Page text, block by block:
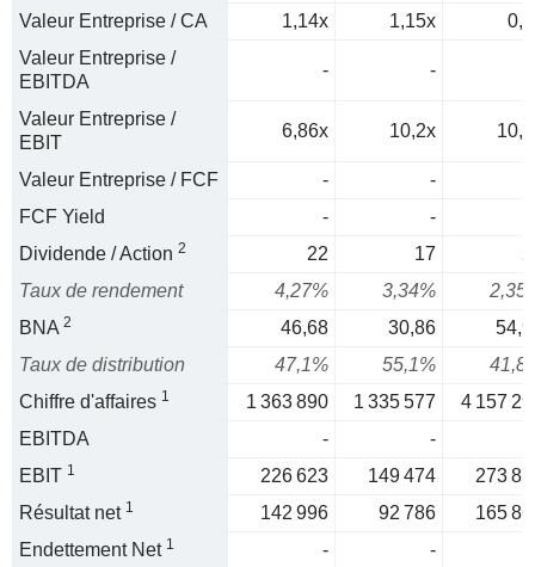
Valeur Entreprise / CA
1,14x 1,15x
Valeur Entreprise /
EBITDA
- -
Valeur Entreprise /
EBIT
6,86x 10,2x
Valeur Entreprise / FCF -
-
FCF Yield
-
-
Dividende / Action 2 22 17
Taux de rendement
4,27% 3,34%
BNA 2 46,68 30,86
Taux de distribution
47,1% 55,1%
Chiffre d'affaires 1 1 363 890 1 335 577
4 157
EBITDA
-
-
EBIT 1 226 623 149 474
273
Résultat net 1 142 996 92 786
165
Endettement Net 1 -
-